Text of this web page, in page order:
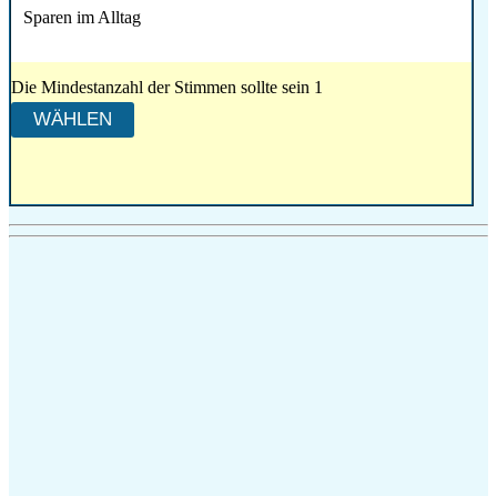
Sparen im Alltag
Die Mindestanzahl der Stimmen sollte sein 1